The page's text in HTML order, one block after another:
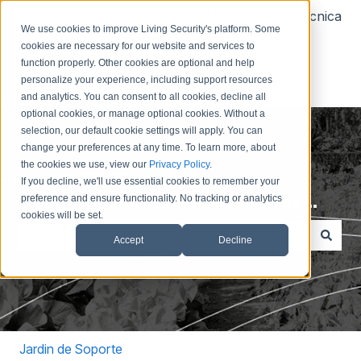
We use cookies to improve Living Security's platform. Some
cookies are necessary for our website and services to
function properly. Other cookies are optional and help
personalize your experience, including support resources
and analytics. You can consent to all cookies, decline all
optional cookies, or manage optional cookies. Without a
selection, our default cookie settings will apply. You can
change your preferences at any time. To learn more, about
the cookies we use, view our Privacy Policy.
If you decline, we'll use essential cookies to remember your
preference and ensure functionality. No tracking or analytics
cookies will be set.
Accept Decline
Traducciones de Mostrar
Más asistencia técnica
Cuanto más sabes, más creces...
No hay sugerencias porque el campo de búsqueda
Jardin de Soporte